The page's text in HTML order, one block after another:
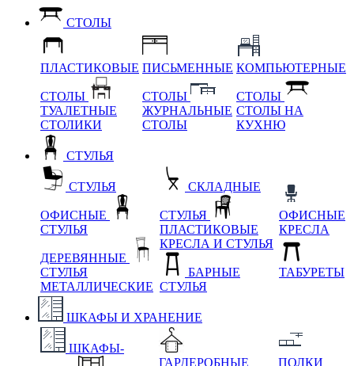
СТОЛЫ
ПЛАСТИКОВЫЕ
СТОЛЫ
ТУАЛЕТНЫЕ
СТОЛИКИ
ПИСЬМЕННЫЕ
СТОЛЫ
ЖУРНАЛЬНЫЕ
СТОЛЫ
КОМПЬЮТЕРНЫЕ
СТОЛЫ
СТОЛЫ НА
КУХНЮ
СТУЛЬЯ
СТУЛЬЯ
ОФИСНЫЕ
СТУЛЬЯ
ДЕРЕВЯННЫЕ
СТУЛЬЯ
МЕТАЛЛИЧЕСКИЕ
СКЛАДНЫЕ
СТУЛЬЯ
ПЛАСТИКОВЫЕ
КРЕСЛА И СТУЛЬЯ
БАРНЫЕ
СТУЛЬЯ
ОФИСНЫЕ
КРЕСЛА
ТАБУРЕТЫ
ШКАФЫ И ХРАНЕНИЕ
ШКАФЫ-
ГАРДЕРОБНЫЕ
ПОЛКИ